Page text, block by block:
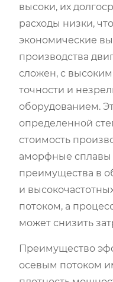
высоки, их
расходы низки,
экономические
производства
сложен, с
точности и
оборудованием.
определенной
стоимость
аморфные
преимущества в
и
потоком, а
может снизить
Преимущество
осевым потоком